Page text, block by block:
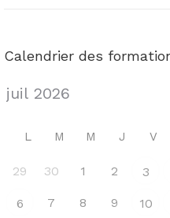
Calendrier des
L M M J V
29 30 1 2 3
6 7 8 9 10